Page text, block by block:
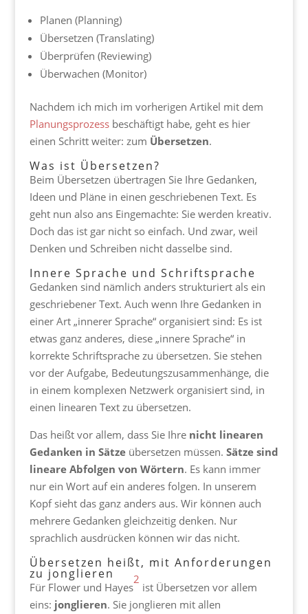
Planen (Planning)
Übersetzen (Translating)
Überprüfen (Reviewing)
Überwachen (Monitor)
Nachdem ich mich im vorherigen Artikel mit dem
Planungsprozessbeschäftigt habe, geht es hier
einen Schritt weiter: zum Übersetzen.
Was ist Übersetzen?
Beim Übersetzen übertragen Sie Ihre Gedanken,
Ideen und Pläne in einen geschriebenen Text. Es
geht nun also ans Eingemachte: Sie werden kreativ.
Doch das ist gar nicht so einfach. Und zwar, weil
Denken und Schreiben nicht dasselbe sind.
Innere Sprache und Schriftsprache
Gedanken sind nämlich anders strukturiert als ein
geschriebener Text. Auch wenn Ihre Gedanken in
einer Art „innerer Sprache“ organisiert sind: Es ist
etwas ganz anderes, diese „innere Sprache“ in
korrekte Schriftsprache zu übersetzen. Sie stehen
vor der Aufgabe, Bedeutungszusammenhänge, die
in einem komplexen Netzwerk organisiert sind, in
einen linearen Text zu übersetzen.
Das heißt vor allem, dass Sie Ihre nicht linearen
Gedanken in Sätzeübersetzen müssen. Sätze sind
lineare Abfolgen von Wörtern. Es kann immer
nur ein Wort auf ein anderes folgen. In unserem
Kopf sieht das ganz anders aus. Wir können auch
mehrere Gedanken gleichzeitig denken. Nur
sprachlich ausdrücken können wir das nicht.
Übersetzen heißt, mit Anforderungen
zu jonglieren
Für Flower und Hayes
2
ist Übersetzen vor allem
eins: jonglieren. Sie jonglieren mit allen